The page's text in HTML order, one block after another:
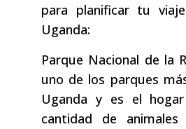
para planificar tu
Uganda:
Parque Nacional de la
uno de los parques
Uganda y es el
cantidad de animales